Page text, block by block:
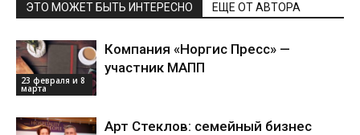
ЭТО МОЖЕТ БЫТЬ ИНТЕРЕСНО ЕЩЕ ОТ АВТОРА
23 февраля и 8
марта
Компания «Норгис Пресс» —
участник МАПП
Арт Стеклов: семейный бизнес